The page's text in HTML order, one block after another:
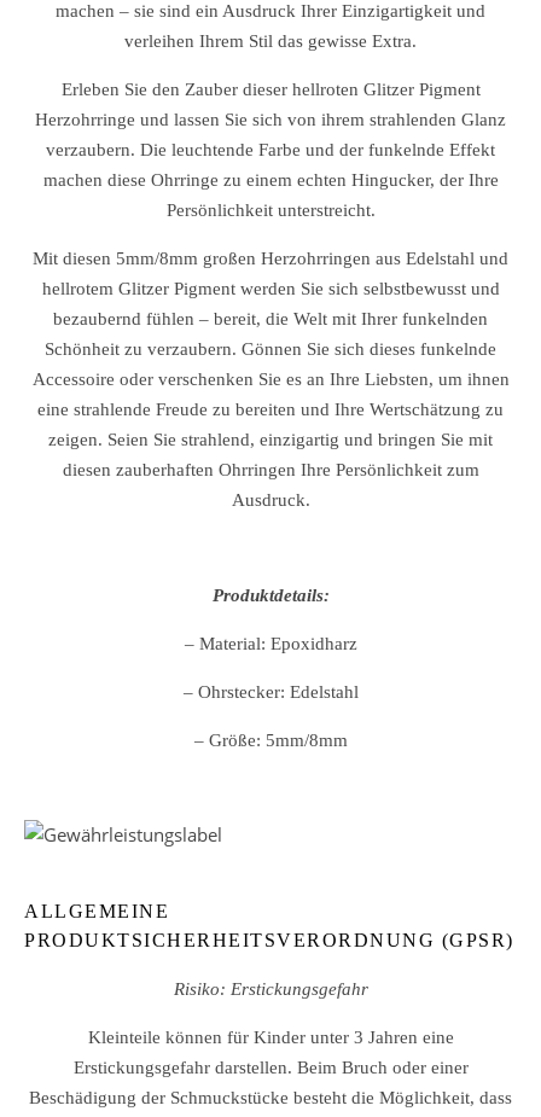
machen – sie sind ein Ausdruck Ihrer Einzigartigkeit und
verleihen Ihrem Stil das gewisse Extra.
Erleben Sie den Zauber dieser hellroten Glitzer Pigment
Herzohrringe und lassen Sie sich von ihrem strahlenden Glanz
verzaubern. Die leuchtende Farbe und der funkelnde Effekt
machen diese Ohrringe zu einem echten Hingucker, der Ihre
Persönlichkeit unterstreicht.
Mit diesen 5mm/8mm großen Herzohrringen aus Edelstahl und
hellrotem Glitzer Pigment werden Sie sich selbstbewusst und
bezaubernd fühlen – bereit, die Welt mit Ihrer funkelnden
Schönheit zu verzaubern. Gönnen Sie sich dieses funkelnde
Accessoire oder verschenken Sie es an Ihre Liebsten, um ihnen
eine strahlende Freude zu bereiten und Ihre Wertschätzung zu
zeigen. Seien Sie strahlend, einzigartig und bringen Sie mit
diesen zauberhaften Ohrringen Ihre Persönlichkeit zum
Ausdruck.
Produktdetails:
– Material: Epoxidharz
– Ohrstecker: Edelstahl
– Größe: 5mm/8mm
ALLGEMEINE
PRODUKTSICHERHEITSVERORDNUNG (GPSR)
Risiko: Erstickungsgefahr
Kleinteile können für Kinder unter 3 Jahren eine
Erstickungsgefahr darstellen. Beim Bruch oder einer
Beschädigung der Schmuckstücke besteht die Möglichkeit, dass